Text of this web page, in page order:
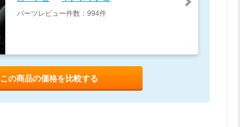
パーツレビュー件数：994件
この商品の価格を比較する